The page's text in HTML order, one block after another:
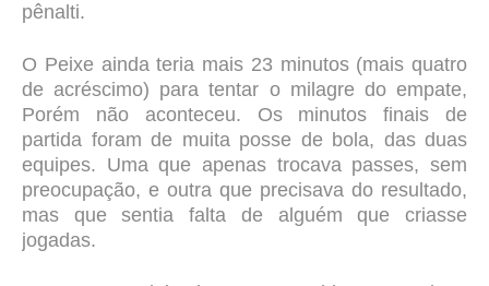
pênalti.
O Peixe ainda teria mais 23 minutos (mais quatro
de acréscimo) para tentar o milagre do empate,
Porém não aconteceu. Os minutos finais de
partida foram de muita posse de bola, das duas
equipes. Uma que apenas trocava passes, sem
preocupação, e outra que precisava do resultado,
mas que sentia falta de alguém que criasse
jogadas.